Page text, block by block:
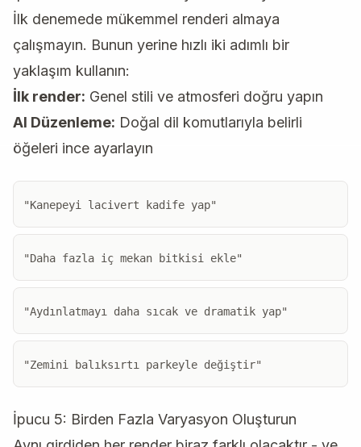
İlk denemede mükemmel renderi almaya
çalışmayın. Bunun yerine hızlı iki adımlı bir
yaklaşım kullanın:
İlk render: Genel stili ve atmosferi doğru yapın
AI Düzenleme: Doğal dil komutlarıyla belirli
öğeleri ince ayarlayın
"Kanepeyi lacivert kadife yap"
"Daha fazla iç mekan bitkisi ekle"
"Aydınlatmayı daha sıcak ve dramatik yap"
"Zemini balıksırtı parkeyle değiştir"
İpucu 5: Birden Fazla Varyasyon Oluşturun